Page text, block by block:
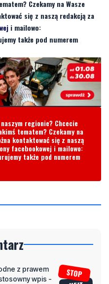
Czekamy na Wasze
się z naszą redakcją za
i mailowo:
także pod numerem
regionie? Chcecie
tematem? Czekamy na
kontaktować się z naszą
facebookowej i mailowo:
także pod numerem
z prawem
wpis -